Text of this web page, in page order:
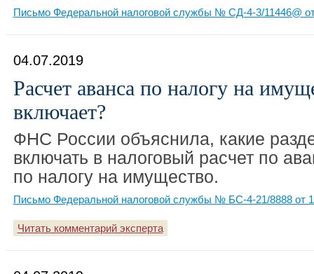
Письмо Федеральной налоговой службы № СД-4-3/11446@
04.07.2019
Расчет аванса по налогу на
включает?
ФНС России объяснила, какие
включать в налоговый расчет по
по налогу на имущество.
Письмо Федеральной налоговой службы № БС-4-21/8888 от
Читать комментарий эксперта